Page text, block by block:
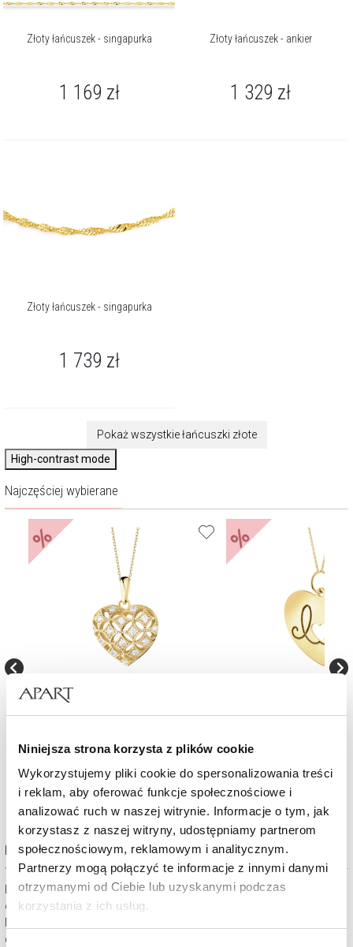
Niniejsza strona korzysta z plików cookie
Wykorzystujemy pliki cookie do spersonalizowania treści
i reklam, aby oferować funkcje społecznościowe i
analizować ruch w naszej witrynie. Informacje o tym, jak
korzystasz z naszej witryny, udostępniamy partnerom
społecznościowym, reklamowym i analitycznym.
Partnerzy mogą połączyć te informacje z innymi danymi
otrzymanymi od Ciebie lub uzyskanymi podczas
korzystania z ich usług.
Złoty łańcuszek - singapurka
1 169 zł
Złoty łańcuszek - ankier
1 329 zł
Złoty łańcuszek - singapurka
1 739 zł
Pokaż wszystkie łańcuszki złote
High-contrast mode
Najczęściej wybierane
%
Złota zawieszka z cyrkoniami - serce
615,30zł Cena regularna: 879 zł
Najniższa cena:879 zł
%
503,30
Najniższa cena:719 zł
Kolekcja Love Love
Biżuteryjne serduszko – symbol miłości. Ofiarowanie go bliskiej
osobie to wspaniały sposób na deklarację głębokiego uczucia.
Miłość i przyjaźń należy pielęgnować codziennie – każdy powód jest
dobry, aby powiedzieć „uwielbiam”, „kocham”…